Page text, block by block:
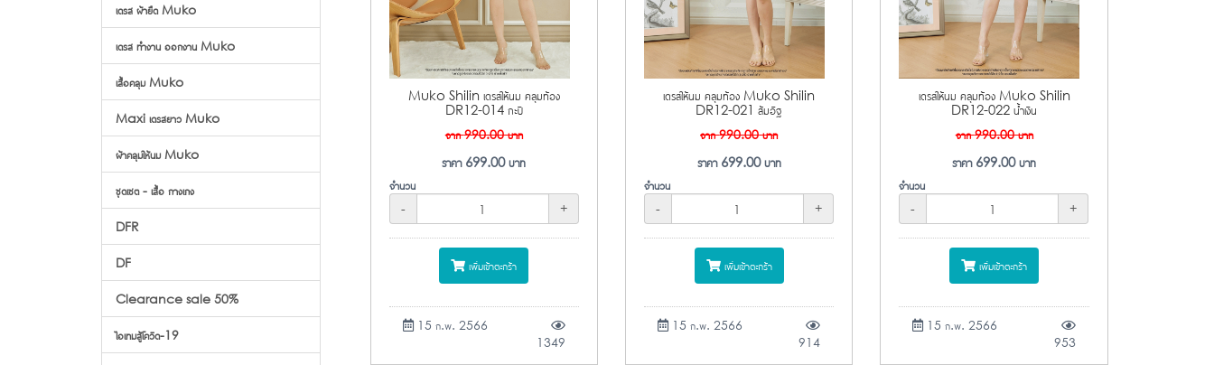
เดรส ผ้ายืด Muko
เดรส ทำงาน ออกงาน Muko
เสื้อคลุม Muko
Maxi เดรสยาว Muko
ผ้าคลุมให้นม Muko
ชุดเซต - เสื้อ กางเกง
DFR
DF
Clearance sale 50%
ไอเทมสู้โควิด-19
Muko Shilin เดรสให้นม คลุมท้อง
DR12-014 กะปิ
จาก990.00บาท
ราคา 699.00บาท
จำนวน
-
+
เพิ่มเข้าตะกร้า
15 ก.พ. 2566
1349
เดรสให้นม คลุมท้อง Muko Shilin
DR12-021 ส้มอิฐ
จาก990.00บาท
ราคา 699.00บาท
จำนวน
-
+
เพิ่มเข้าตะกร้า
15 ก.พ. 2566
914
เดรสให้นม คลุมท้อง Muko Shilin
DR12-022 น้ำเงิน
จาก990.00บาท
ราคา 699.00บาท
จำนวน
-
+
เพิ่มเข้าตะกร้า
15 ก.พ. 2566
953